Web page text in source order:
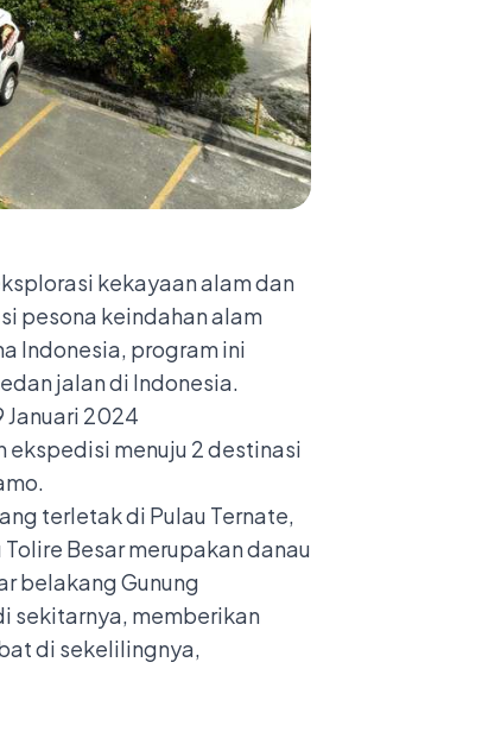
kekayaan alam dan
pesona keindahan alam
Indonesia, program ini
jalan di Indonesia.
menuju 2 destinasi
terletak di Pulau Ternate,
Besar merupakan danau
belakang Gunung
sekitarnya, memberikan
di sekelilingnya,